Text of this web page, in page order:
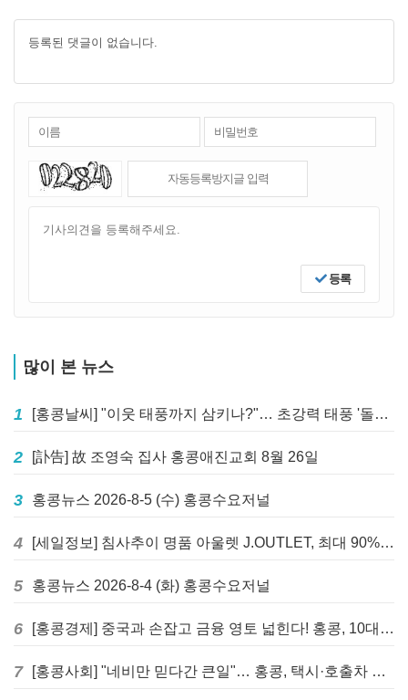
등록된 댓글이 없습니다.
등록
많이 본 뉴스
1 [홍콩날씨] "이웃 태풍까지 삼키나?"… 초강력 태풍 '돌핀' 세력 재확장
2 [訃告] 故 조영숙 집사 홍콩애진교회 8월 26일
3 홍콩뉴스 2026-8-5 (수) 홍콩수요저널
4 [세일정보] 침사추이 명품 아울렛 J.OUTLET, 최대 90% 빅 세일 진행
5 홍콩뉴스 2026-8-4 (화) 홍콩수요저널
6 [홍콩경제] 중국과 손잡고 금융 영토 넓힌다! 홍콩, 10대 신규 정책 발표
7 [홍콩사회] "네비만 믿다간 큰일"… 홍콩, 택시·호출차 통합 시험 도입하며 규제 본격화